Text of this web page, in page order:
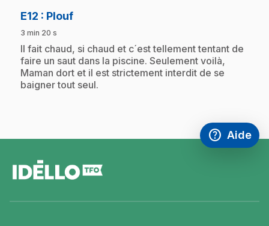
E12 : Plouf.
3 min 20 s
.Il fait chaud, si chaud et c´est tellement tentant de
faire un saut dans la piscine. Seulement voilà,
Maman dort et il est strictement interdit de se
baigner tout seul.
help
Accéder à
Aide
,Ce lien
de
page